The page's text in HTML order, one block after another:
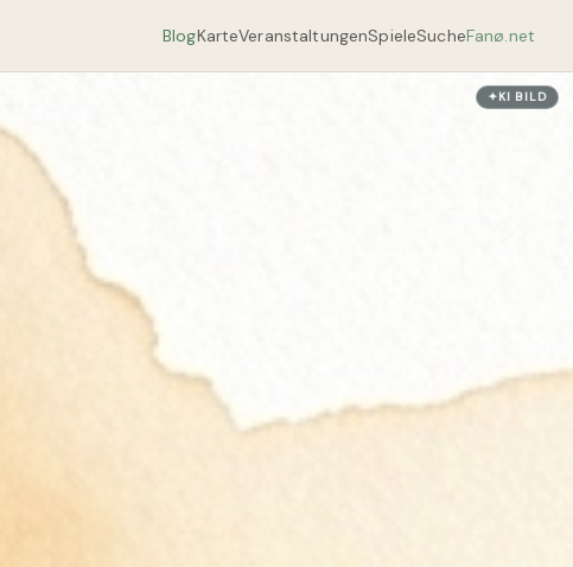
BlogKarteVeranstaltungenSpieleSucheFanø.net
✦KI BILD